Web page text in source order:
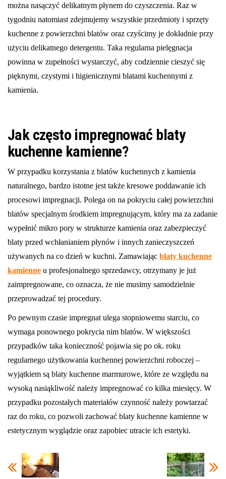
można nasączyć delikatnym płynem do czyszczenia. Raz w
tygodniu natomiast zdejmujemy wszystkie przedmioty i sprzęty
kuchenne z powierzchni blatów oraz czyścimy je dokładnie przy
użyciu delikatnego detergentu. Taka regularna pielęgnacja
powinna w zupełności wystarczyć, aby codziennie cieszyć się
pięknymi, czystymi i higienicznymi blatami kuchennymi z
kamienia.
Jak często impregnować blaty
kuchenne kamienne?
W przypadku korzystania z blatów kuchennych z kamienia
naturalnego, bardzo istotne jest także kresowe poddawanie ich
procesowi impregnacji. Polega on na pokryciu całej powierzchni
blatów specjalnym środkiem impregnującym, który ma za zadanie
wypełnić mikro pory w strukturze kamienia oraz zabezpieczyć
blaty przed wchłanianiem płynów i innych zanieczyszczeń
używanych na co dzień w kuchni. Zamawiając blaty kuchenne
kamienne u profesjonalnego sprzedawcy, otrzymany je już
zaimpregnowane, co oznacza, że nie musimy samodzielnie
przeprowadzać tej procedury.
Po pewnym czasie impregnat ulega stopniowemu starciu, co
wymaga ponownego pokrycia nim blatów. W większości
przypadków taka konieczność pojawia się po ok. roku
regularnego użytkowania kuchennej powierzchni roboczej –
wyjątkiem są blaty kuchenne marmurowe, które ze względu na
wysoką nasiąkliwość należy impregnować co kilka miesięcy. W
przypadku pozostałych materiałów czynność należy powtarzać
raz do roku, co pozwoli zachować blaty kuchenne kamienne w
estetycznym wyglądzie oraz zapobiec utracie ich estetyki.